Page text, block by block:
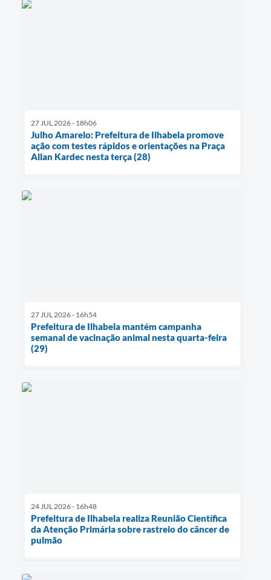
27 JUL 2026 - 18h06
Julho Amarelo: Prefeitura de Ilhabela promove
ação com testes rápidos e orientações na Praça
Allan Kardec nesta terça (28)
27 JUL 2026 - 16h54
Prefeitura de Ilhabela mantém campanha
semanal de vacinação animal nesta quarta-feira
(29)
24 JUL 2026 - 16h48
Prefeitura de Ilhabela realiza Reunião Científica
da Atenção Primária sobre rastreio do câncer de
pulmão